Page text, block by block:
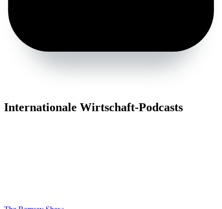
Internationale Wirtschaft-Podcasts